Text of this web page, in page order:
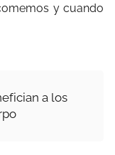
y cuando
a los